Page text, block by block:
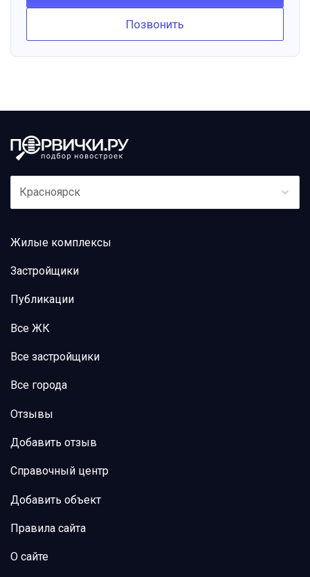
Позвонить
Красноярск
Жилые комплексы
Застройщики
Публикации
Все ЖК
Все застройщики
Все города
Отзывы
Добавить отзыв
Справочный центр
Добавить объект
Правила сайта
О сайте